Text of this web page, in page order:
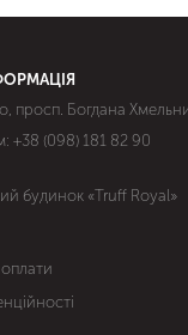
просп. Богдана
+38 (098) 181 82 90
будинок «Truff Royal»